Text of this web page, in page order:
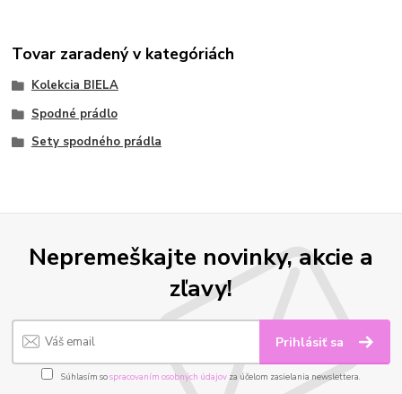
Tovar zaradený v kategóriách
Kolekcia BIELA
Spodné prádlo
Sety spodného prádla
Nepremeškajte novinky, akcie a
zľavy!
Prihlásiť sa
Súhlasím sospracovaním osobných údajov za účelom zasielania newslettera.